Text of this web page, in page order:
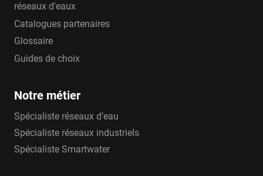
réseaux d'eaux
Catalogues partenaires
Glossaire
Guides de choix
Notre métier
Spécialiste réseaux d’eau
Spécialiste réseaux industriels
Spécialiste Smartwater